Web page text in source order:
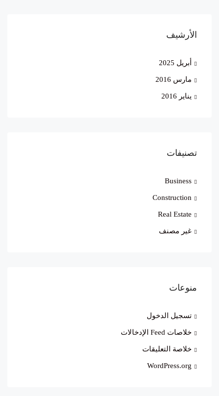
الأرشيف
أبريل 2025
مارس 2016
يناير 2016
تصنيفات
Business
Construction
Real Estate
غير مصنف
منوعات
تسجيل الدخول
خلاصات Feed الإدخالات
خلاصة التعليقات
WordPress.org